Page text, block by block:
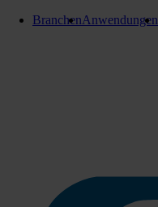
BranchenAnwendungen
Magnetventil